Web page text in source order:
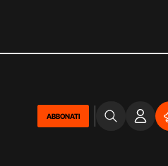
ABBONATI